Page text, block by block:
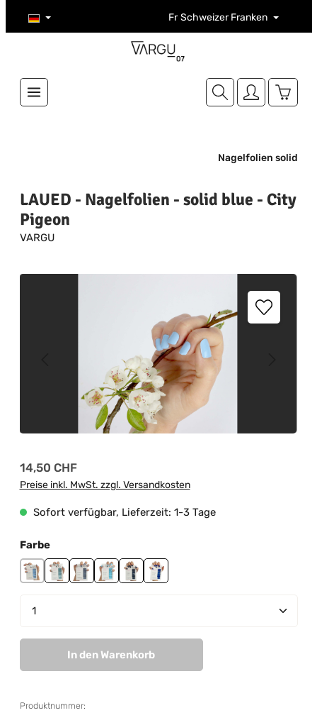
Zum Hauptinhalt springen Fr Schweizer Franken
Nagelfolien solid
LAUED - Nagelfolien - solid blue - City
Pigeon
VARGU
Bildergalerie überspringen
Regulärer Preis:
14,50 CHF
Preise inkl. MwSt. zzgl. Versandkosten
Sofort verfügbar, Lieferzeit: 1-3 Tage
Farbeauswählen
City PigeonIce Princess
Modern Sky
Mystic River
Night BluePoem In Ink
Produkt Anzahl: Gib den gewünschten Wert ein
In den Warenkorb
Produktnummer: